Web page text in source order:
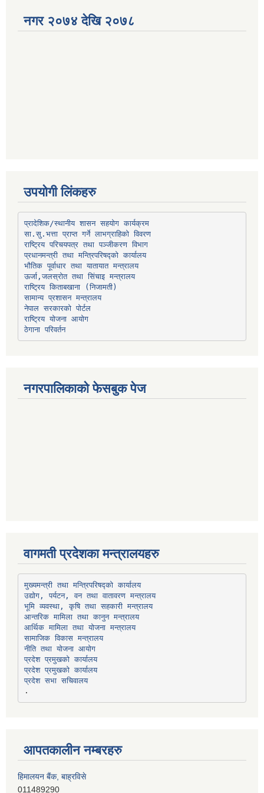
नगर २०७४ देखि २०७८
उपयोगी लिंकहरु
प्रादेशिक/स्थानीय शासन सहयोग कार्यक्रम
सा.सु.भत्ता प्राप्त गर्ने लाभग्राहिको विवरण
राष्ट्रिय परिचयपत्र तथा पञ्‍जीकरण विभाग
प्रधानमन्त्री तथा मन्त्रिपरिषद्को कार्यालय
भौतिक पूर्वाधार तथा यातायात मन्त्रालय
ऊर्जा,जलस्रोत तथा सिंचाइ मन्त्रालय
सामान्य प्रशासन मन्त्रालय
नेपाल सरकारको पोर्टल
राष्ट्रिय योजना आयोग
ठेगाना परिवर्तन
नगरपालिकाको फेसबुक पेज
वागमती प्रदेशका मन्त्रालयहरु
मुख्यमन्त्री तथा मन्त्रिपरिषद्को कार्यालय
उद्योग, पर्यटन, वन तथा वातावरण मन्त्रालय
भूमि व्यवस्था, कृषि तथा सहकारी मन्त्रालय
आन्तरिक मामिला तथा कानुन मन्त्रालय
आर्थिक मामिला तथा योजना मन्त्रालय
सामाजिक विकास मन्त्रालय
नीति तथा योजना आयोग
प्रदेश प्रमुखको कार्यालय
प्रदेश प्रमुखको कार्यालय
प्रदेश सभा सचिवालय
आपतकालीन नम्बरहरु
लक्ष्मी बैंक, चाैतारा
011620404